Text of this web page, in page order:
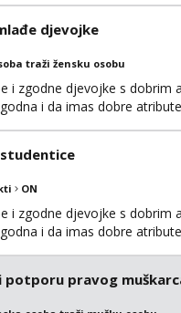
djevojke
traži žensku osobu
i zgodne djevojke s dobrim
i da imas dobre
ON
i zgodne djevojke s dobrim
i da imas dobre
potporu pravog